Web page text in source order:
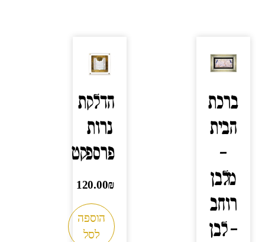
ברכת
הבית
–
מלבן
רוחב
– לבן
הדלקת
נרות
פרספקט
120.00₪
הוספה
לסל